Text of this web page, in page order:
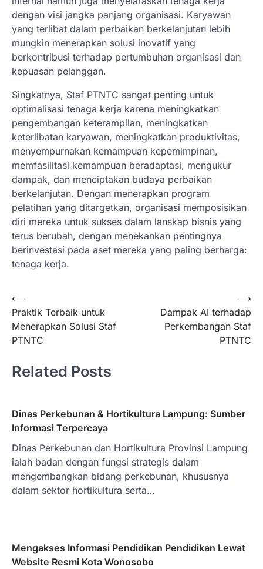
dengan visi jangka panjang organisasi. Karyawan
yang terlibat dalam perbaikan berkelanjutan lebih
mungkin menerapkan solusi inovatif yang
berkontribusi terhadap pertumbuhan organisasi dan
kepuasan pelanggan.
Singkatnya, Staf PTNTC sangat penting untuk
optimalisasi tenaga kerja karena meningkatkan
pengembangan keterampilan, meningkatkan
keterlibatan karyawan, meningkatkan produktivitas,
menyempurnakan kemampuan kepemimpinan,
memfasilitasi kemampuan beradaptasi, mengukur
dampak, dan menciptakan budaya perbaikan
berkelanjutan. Dengan menerapkan program
pelatihan yang ditargetkan, organisasi memposisikan
diri mereka untuk sukses dalam lanskap bisnis yang
terus berubah, dengan menekankan pentingnya
berinvestasi pada aset mereka yang paling berharga:
tenaga kerja.
Post
navigation
⟵
Praktik Terbaik untuk
Menerapkan Solusi Staf
PTNTC
Dampak AI terhadap
Perkembangan Staf
PTNTC
⟶
Related Posts
Dinas Perkebunan & Hortikultura Lampung: Sumber
Informasi Terpercaya
Dinas Perkebunan dan Hortikultura Provinsi Lampung
ialah badan dengan fungsi strategis dalam
mengembangkan bidang perkebunan, khususnya
dalam sektor hortikultura serta…
Mengakses Informasi Pendidikan Pendidikan Lewat
Website Resmi Kota Wonosobo